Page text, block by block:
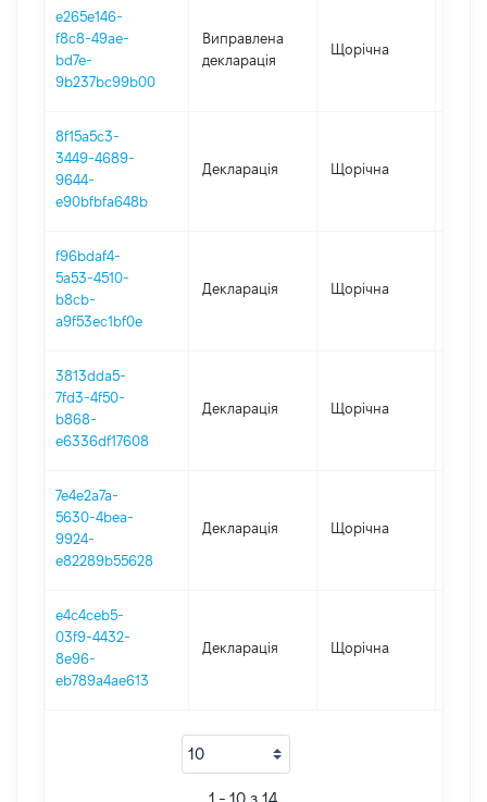
e265e146-
f8c8-49ae-
bd7e-
9b237bc99b00
Виправлена
декларація
Щорічна
8f15a5c3-
3449-4689-
9644-
e90bfbfa648b
Декларація Щорічна
f96bdaf4-
5a53-4510-
b8cb-
a9f53ec1bf0e
Декларація Щорічна
3813dda5-
7fd3-4f50-
b868-
e6336df17608
Декларація Щорічна
7e4e2a7a-
5630-4bea-
9924-
e82289b55628
Декларація Щорічна
e4c4ceb5-
03f9-4432-
8e96-
eb789a4ae613
Декларація Щорічна
1 - 10 з 14